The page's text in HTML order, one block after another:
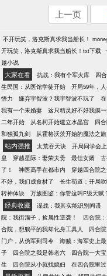
上一页
不开玩笑，洛克斯真求我当船长！
开玩笑，洛克斯真求我当船长！txt下载 -
越小说
大家在看 抗战：我有个军火库 四
生民国：从医馆学徒开始
开局59年，
悟力
嫌弃宇智波？我宇智波不玩了
我有一个未婚妻
这只精灵好不好我摸
二年开始
从名柯开始建立水晶宫 四
和独孤九剑
从霍格沃茨开始的魔法之旅
站内强推 太荒吞天诀 开局同学会
皇
穿越星际：妻荣夫贵 最佳女婿
了！
神医高手在都市内 穿越四合院
不好，我们成食材了
长生苟道：开局
转神体诀
万族图鉴：你管这叫F级天赋
经典收藏 谍战：我其实能识别间谍
院：我街溜子，捡属性逆袭！
四合院
合院，想躺平的我却化身工具人
四合
门户，从伪军到司令
海贼：海军史上
子
四合院之我是韩老六 四合院一大
生
四合院从小就找媳妇 在四合院里